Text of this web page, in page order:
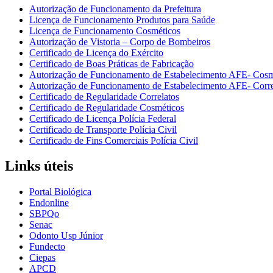
Autorização de Funcionamento da Prefeitura
Licença de Funcionamento Produtos para Saúde
Licença de Funcionamento Cosméticos
Autorização de Vistoria – Corpo de Bombeiros
Certificado de Licença do Exército
Certificado de Boas Práticas de Fabricação
Autorização de Funcionamento de Estabelecimento AFE-
Autorização de Funcionamento de Estabelecimento AFE-
Certificado de Regularidade Correlatos
Certificado de Regularidade Cosméticos
Certificado de Licença Polícia Federal
Certificado de Transporte Polícia Civil
Certificado de Fins Comerciais Polícia Civil
Links úteis
Portal Biológica
Endonline
SBPQo
Senac
Odonto Usp Júnior
Fundecto
Ciepas
APCD